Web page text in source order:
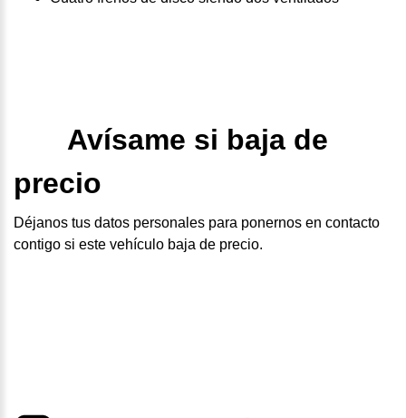
Avísame si baja de
precio
Déjanos tus datos personales para ponernos en contacto
contigo si este vehículo baja de precio.